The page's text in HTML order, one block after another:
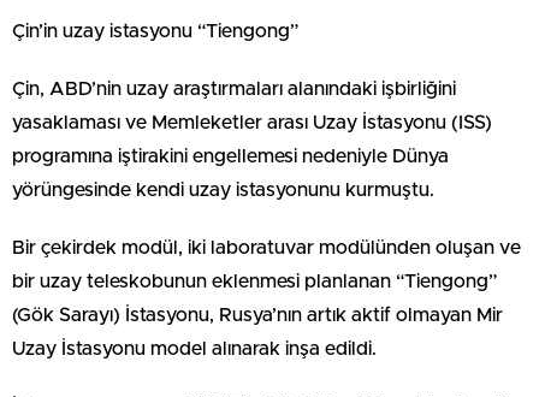
Çin’in uzay istasyonu “Tiengong”
Çin, ABD’nin uzay araştırmaları alanındaki işbirliğini
yasaklaması ve Memleketler arası Uzay İstasyonu (ISS)
programına iştirakini engellemesi nedeniyle Dünya
yörüngesinde kendi uzay istasyonunu kurmuştu.
Bir çekirdek modül, iki laboratuvar modülünden oluşan ve
bir uzay teleskobunun eklenmesi planlanan “Tiengong”
(Gök Sarayı) İstasyonu, Rusya’nın artık aktif olmayan Mir
Uzay İstasyonu model alınarak inşa edildi.